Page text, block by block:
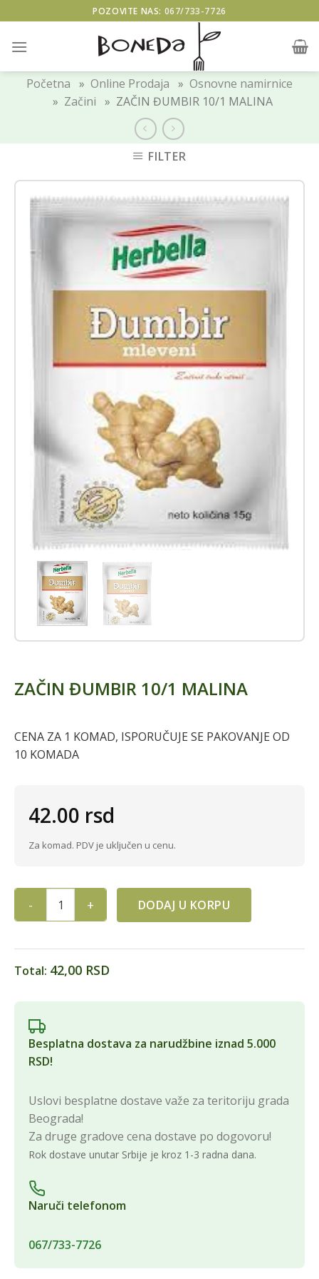
to
content
POZOVITE NAS: 067/733-7726
Početna » Online Prodaja » Osnovne namirnice
» Začini » ZAČIN ĐUMBIR 10/1 MALINA
FILTER
ZAČIN ĐUMBIR 10/1 MALINA
CENA ZA 1 KOMAD, ISPORUČUJE SE PAKOVANJE OD
10 KOMADA
42.00 rsd
Za komad. PDV je uključen u cenu.
ZAČIN ĐUMBIR 10/1 MALINA quantity
DODAJ U KORPU
Total: 42,00 RSD
Besplatna dostava za narudžbine iznad 5.000
RSD!
Uslovi besplatne dostave važe za teritoriju grada
Beograda!
Za druge gradove cena dostave po dogovoru!
Rok dostave unutar Srbije je kroz 1-3 radna dana.
Naruči telefonom
067/733-7726